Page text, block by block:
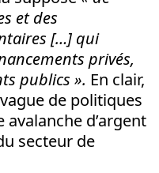
et des
[…] qui
privés,
publics ». En clair,
de politiques
avalanche d’argent
secteur de